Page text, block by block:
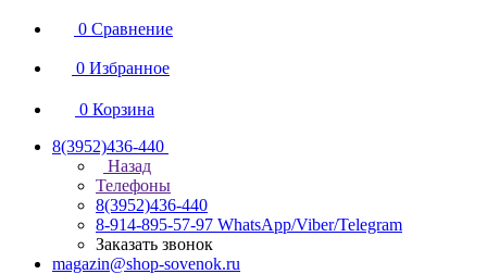
0 Сравнение
0 Избранное
0 Корзина
8(3952)436-440
Назад
Телефоны
8(3952)436-440
8-914-895-57-97 WhatsApp/Viber/Telegram
Заказать звонок
magazin@shop-sovenok.ru